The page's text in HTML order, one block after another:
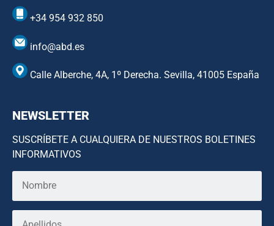
+34 954 932 850
info@abd.es
Calle Alberche, 4A, 1º Derecha. Sevilla, 41005 España
NEWSLETTER
SUSCRÍBETE A CUALQUIERA DE NUESTROS BOLETINES
INFORMATIVOS